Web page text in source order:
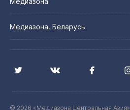
Медиазона. Беларусь
© 2026 «Медиазона Центральная Азия»